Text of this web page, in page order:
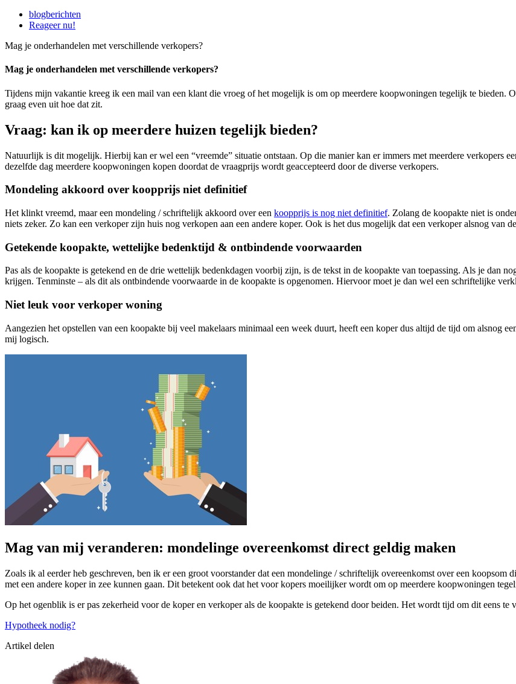
blogberichten
Reageer nu!
Mag je onderhandelen met verschillende verkopers?
Mag je onderhandelen met verschillende verkopers?
Tijdens mijn vakantie kreeg ik een mail van een klant die vroeg of het mogelijk is om op meerdere koopwoningen tegelijk te bieden.
graag even uit hoe dat zit.
Vraag: kan ik op meerdere huizen tegelijk bieden?
Natuurlijk is dit mogelijk. Hierbij kan er wel een “vreemde” situatie ontstaan. Op die manier kan er immers met meerdere verkopers
dezelfde dag meerdere koopwoningen kopen doordat de vraagprijs wordt geaccepteerd door de diverse verkopers.
Mondeling akkoord over koopprijs niet definitief
Het klinkt vreemd, maar een mondeling / schriftelijk akkoord over een koopprijs is nog niet definitief. Zolang de koopakte niet is
niets zeker. Zo kan een verkoper zijn huis nog verkopen aan een andere koper. Ook is het dus mogelijk dat een verkoper alsnog van
Getekende koopakte, wettelijke bedenktijd & ontbindende voorwaarden
Pas als de koopakte is getekend en de drie wettelijk bedenkdagen voorbij zijn, is de tekst in de koopakte van toepassing. Als je dan
krijgen. Tenminste – als dit als ontbindende voorwaarde in de koopakte is opgenomen. Hiervoor moet je dan wel een schriftelijke
Niet leuk voor verkoper woning
Aangezien het opstellen van een koopakte bij veel makelaars minimaal een week duurt, heeft een koper dus altijd de tijd om alsnog
mij logisch.
Mag van mij veranderen: mondelinge overeenkomst direct geldig maken
Zoals ik al eerder heb geschreven, ben ik er een groot voorstander dat een mondelinge / schriftelijk overeenkomst over een
met een andere koper in zee kunnen gaan. Dit betekent ook dat het voor kopers moeilijker wordt om op meerdere koopwoningen
Op het ogenblik is er pas zekerheid voor de koper en verkoper als de koopakte is getekend door beiden. Het wordt tijd om dit eens te
Hypotheek nodig?
Artikel delen